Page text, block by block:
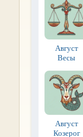
Август
Весы
Август
Козерог